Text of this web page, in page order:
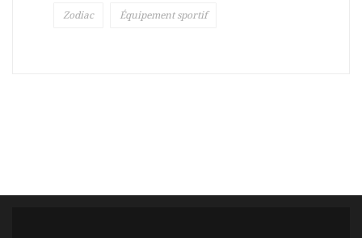
Zodiac Équipement sportif